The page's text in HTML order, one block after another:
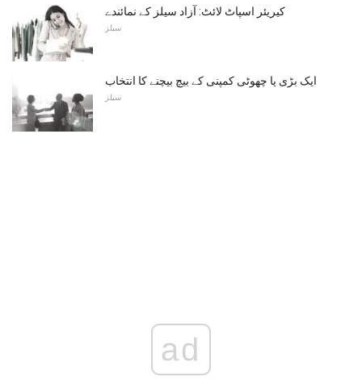
کیریئر اسپاٹ لائٹ: آزاد سیلز کے نمائندے
سیلز
ایک بڑی یا چھوٹی کمپنی کے بیچ بیچنے کا انتخاب
سیلز
ad